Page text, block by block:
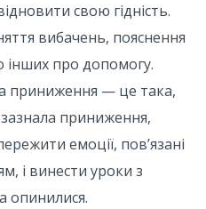
свою гідність.
вибачень, пояснення
інших про допомогу.
приниження — це така,
приниження,
емоції, пов’язані
і винести уроки з
опинилися.